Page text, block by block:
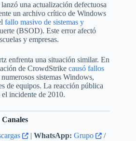
una actualización defectuosa
un archivo crítico de Windows
fallo masivo de sistemas y
(BSOD). Este error afectó
y empresas.
enfrenta una situación similar. En
de CrowdStrike causó fallos
numerosos sistemas Windows,
de equipos. La reacción pública
incidente de 2010.
Canales
| WhatsApp: Grupo
/